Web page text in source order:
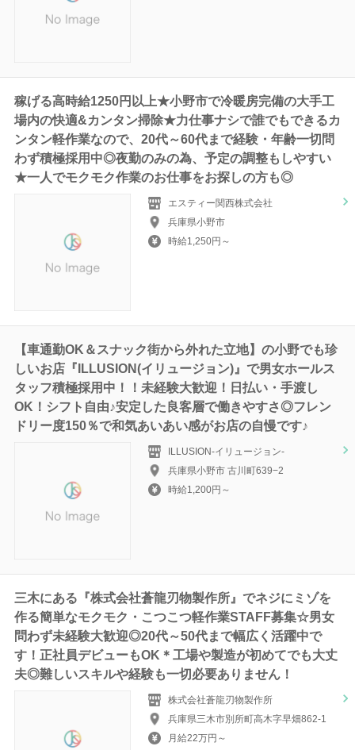
稼げる高時給1250円以上★小野市で冷暖房完備の大手工
場内の快適&カンタン掃除★力仕事ナシで誰でもできるカ
ンタン軽作業なので、20代～60代まで経験・年齢一切問
わず積極採用中◎夜勤のみの為、予定の調整もしやすい
★一人でモクモク作業のお仕事をお探しの方も◎
エスティー関西株式会社
兵庫県小野市
時給1,250円～
【車通勤OK＆スナック街から外れた立地】の小野でも珍
しいお店『ILLUSION(イリュージョン)』で男女ホールス
タッフ積極採用中！！未経験大歓迎！日払い・手渡し
OK！シフト自由♪安定した良客層で働きやすさ◎フレン
ドリー度150％で和気あいあい感がお店の自慢です♪
ILLUSION-イリュージョン-
兵庫県小野市 古川町639−2
時給1,200円～
三木にある『株式会社蒼龍刃物製作所』でネジにミゾを
作る簡単なモクモク・こつこつ軽作業STAFF募集☆男女
問わず未経験大歓迎◎20代～50代まで幅広く活躍中で
す！正社員デビューもOK＊工場や製造が初めてでも大丈
夫◎難しいスキルや経験も一切必要ありません！
株式会社蒼龍刃物製作所
兵庫県三木市別所町高木字早畑862-1
月給22万円～